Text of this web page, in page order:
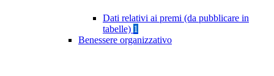
Dati relativi ai premi (da pubblicare in
tabelle) 1
Benessere organizzativo